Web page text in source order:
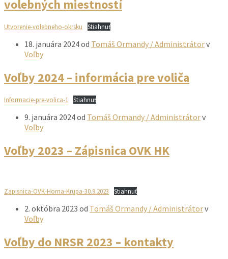
volebných miestností
Utvorenie-volebneho-okrsku Stiahnuť
18. januára 2024od Tomáš Ormandy / Administrátorv
Voľby
Voľby 2024 – informácia pre voliča
Informacie-pre-volica-1 Stiahnuť
9. januára 2024od Tomáš Ormandy / Administrátorv
Voľby
Voľby 2023 – Zápisnica OVK HK
Zapisnica-OVK-Horna-Krupa-30.9.2023 Stiahnuť
2. októbra 2023 od Tomáš Ormandy / Administrátorv
Voľby
Voľby do NRSR 2023 – kontakty